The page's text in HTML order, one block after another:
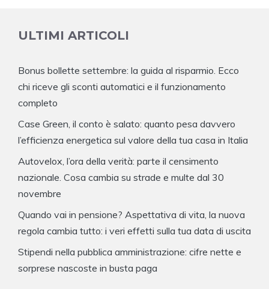
ULTIMI ARTICOLI
Bonus bollette settembre: la guida al risparmio. Ecco
chi riceve gli sconti automatici e il funzionamento
completo
Case Green, il conto è salato: quanto pesa davvero
l’efficienza energetica sul valore della tua casa in Italia
Autovelox, l’ora della verità: parte il censimento
nazionale. Cosa cambia su strade e multe dal 30
novembre
Quando vai in pensione? Aspettativa di vita, la nuova
regola cambia tutto: i veri effetti sulla tua data di uscita
Stipendi nella pubblica amministrazione: cifre nette e
sorprese nascoste in busta paga